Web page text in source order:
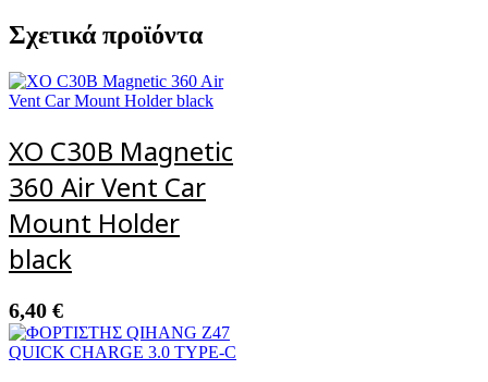
Σχετικά προϊόντα
XO C30B Magnetic
360 Air Vent Car
Mount Holder
black
6,40 €